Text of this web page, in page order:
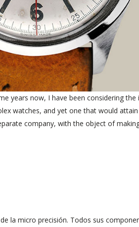
years now, I have been considering
watches, and yet one that would
company, with the object of
la micro precisión. Todos sus